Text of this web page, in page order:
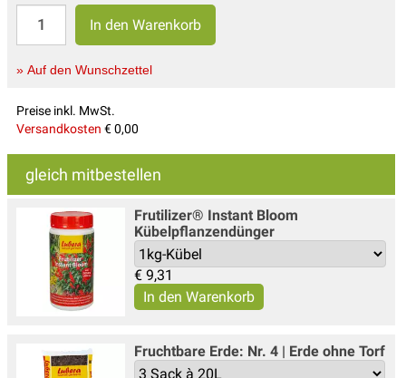
» Auf den Wunschzettel
Preise inkl. MwSt.
Versandkosten € 0,00
gleich mitbestellen
Frutilizer® Instant Bloom
Kübelpflanzendünger
€ 9,31
Fruchtbare Erde: Nr. 4 | Erde ohne Torf